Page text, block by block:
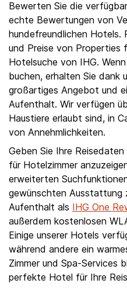
Bewerten Sie die
echte Bewertungen von
hundefreundlichen Hotels.
und Preise von Properties
Hotelsuche von IHG.
buchen, erhalten Sie dank
großartiges Angebot und
Aufenthalt. Wir verfügen
Haustiere erlaubt sind, in
von Annehmlichkeiten.
Geben Sie Ihre
für Hotelzimmer
erweiterten
gewünschten Ausstattung
Aufenthalt als IHG One
außerdem kostenlosen
Einige unserer Hotels
während andere ein
Zimmer und Spa-Services
perfekte Hotel für Ihre